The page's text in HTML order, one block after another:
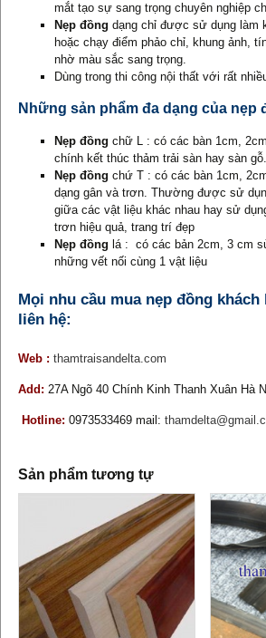
mắt tạo sự sang trọng chuyên nghiệp
Nẹp đồng dạng chỉ được sử dụng làm
hoặc chạy điểm phảo chỉ, khung ảnh,
nhờ màu sắc sang trọng.
Dùng trong thi công nội thất với rất
Những sản phẩm đa dạng của nẹp
Nẹp đồng chữ L : có các bàn 1cm,
chính kết thúc thảm trải sàn hay sàn gỗ.
Nẹp đồng chứ T : có các bàn 1cm,
dạng gân và trơn. Thường được sử
giữa các vật liệu khác nhau hay sử
trơn hiệu quả, trang trí đẹp
Nẹp đồng lá : có các bản 2cm, 3 cm
những vết nối cùng 1 vật liệu
Mọi nhu cầu mua nẹp đồng
liên hệ:
Web : thamtraisandelta.com
Add: 27A Ngõ 40 Chính Kinh Thanh Xuân Hà
Hotline: 0973533469 mail:
Sản phẩm tương tự